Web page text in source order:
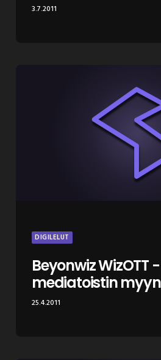
3.7.2011
DIGILELUT
Beyonwiz WizOTT -
mediatoistin
25.4.2011